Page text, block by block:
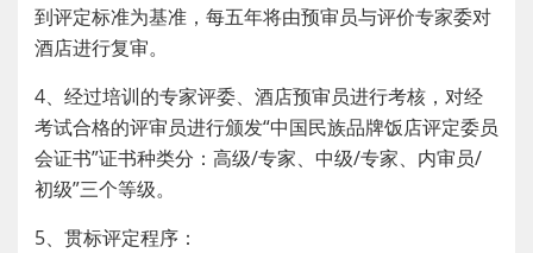
到评定标准为基准，每五年将由预审员与评价专家委对
酒店进行复审。
4、经过培训的专家评委、酒店预审员进行考核，对经
考试合格的评审员进行颁发“中国民族品牌饭店评定委员
会证书”证书种类分：高级/专家、中级/专家、内审员/
初级”三个等级。
5、贯标评定程序：